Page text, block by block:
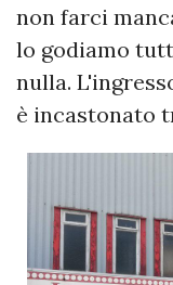
non farci
lo godiamo
nulla.
è incastonato